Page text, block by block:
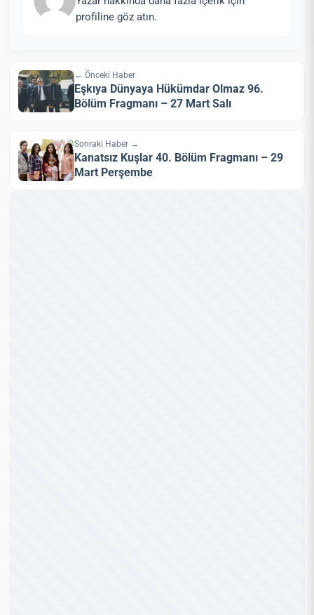
profiline göz atın.
← Önceki Haber
Eşkıya Dünyaya Hükümdar Olmaz 96.
Bölüm Fragmanı – 27 Mart Salı
Sonraki Haber →
Kanatsız Kuşlar 40. Bölüm Fragmanı – 29
Mart Perşembe